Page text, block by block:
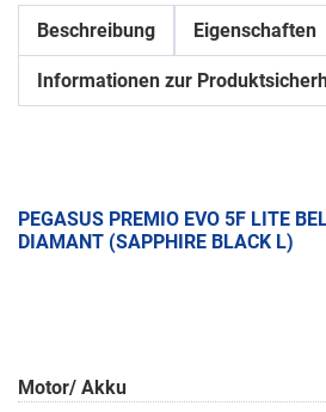
Beschreibung Eigenschaften
Informationen zur
PEGASUS PREMIO EVO 5F LITE
DIAMANT (SAPPHIRE BLACK L)
Motor/ Akku